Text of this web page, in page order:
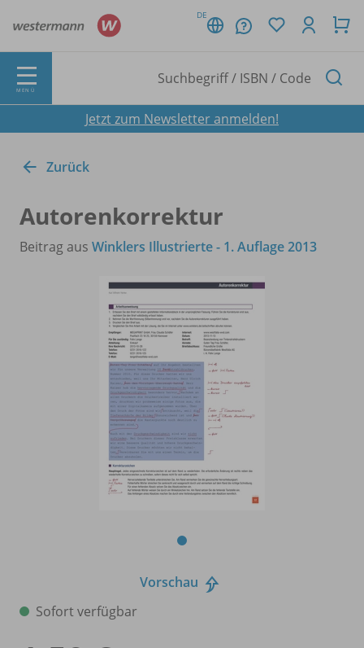
DE
MENÜ
Jetzt zum Newsletter anmelden!
Zurück
Autorenkorrektur
Beitrag aus Winklers Illustrierte - 1. Auflage 2013
Vorschau
Sofort verfügbar